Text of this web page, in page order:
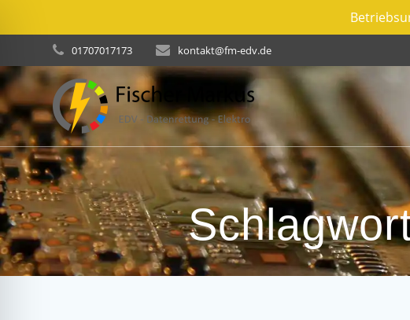
to
content
01707017173 kontakt@fm-edv.de